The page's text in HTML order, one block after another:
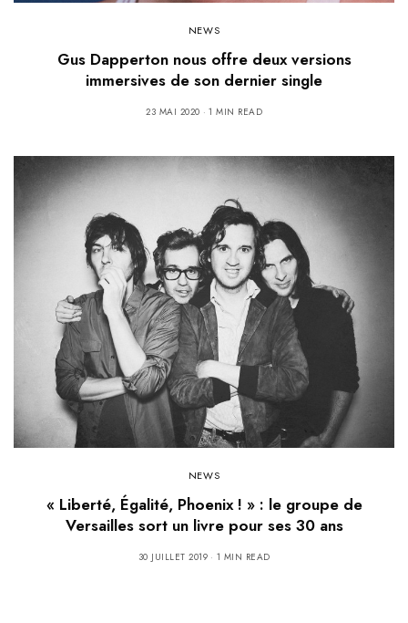
NEWS
Gus Dapperton nous offre deux versions
immersives de son dernier single
23 MAI 2020 1 MIN READ
NEWS
« Liberté, Égalité, Phoenix ! » : le groupe de
Versailles sort un livre pour ses 30 ans
30 JUILLET 2019 1 MIN READ